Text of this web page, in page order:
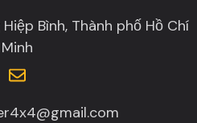
Bình, Thành phố Hồ Chí
Minh